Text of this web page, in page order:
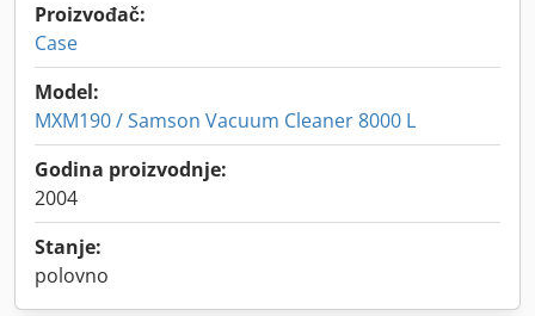
Proizvođač:
Case
Model:
MXM190 / Samson Vacuum Cleaner 8000 L
Godina proizvodnje:
2004
Stanje:
polovno